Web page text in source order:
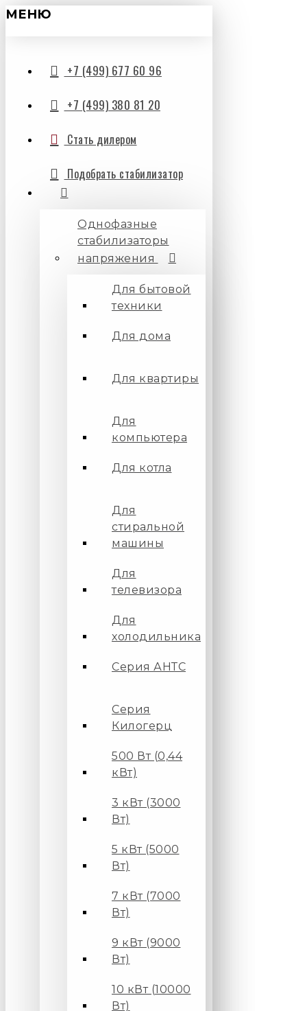
МЕНЮ
+7 (499) 677 60 96
+7 (499) 380 81 20
Стать дилером
Подобрать стабилизатор
Однофазные
стабилизаторы
напряжения
Для бытовой
техники
Для дома
Для квартиры
Для
компьютера
Для котла
Для
стиральной
машины
Для
телевизора
Для
холодильника
Серия АНТС
Серия
Килогерц
500 Вт (0,44
кВт)
3 кВт (3000
Вт)
5 кВт (5000
Вт)
7 кВт (7000
Вт)
9 кВт (9000
Вт)
10 кВт (10000
Вт)